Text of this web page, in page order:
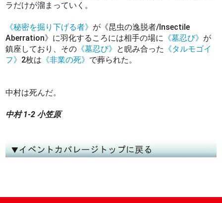
ラだけが溜まっていく。
《秘密を掘り下げる者》 が《昆虫の逸脱者/Insectile
Aberration》に羽化するころには相手の場に 《墓忍び》 が
鎮座しており、その 《墓忍び》 と睨み合った 《タルモゴイ
フ》 2枚は 《非業の死》 で葬られた。
中村は死んだ。
中村 1-2 小笠原